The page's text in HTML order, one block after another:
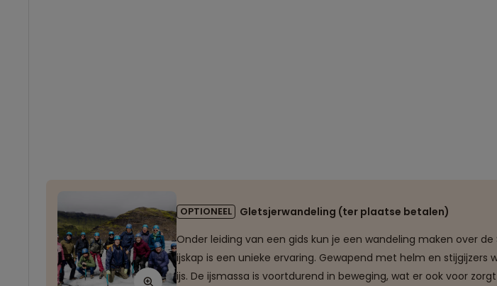
OPTIONEEL
Gletsjerwandeling (ter plaatse betalen)
Onder leiding van een gids kun je een wandeling maken over
ijskap is een unieke ervaring. Gewapend met helm en
ijs. De ijsmassa is voortdurend in beweging, wat er ook voor